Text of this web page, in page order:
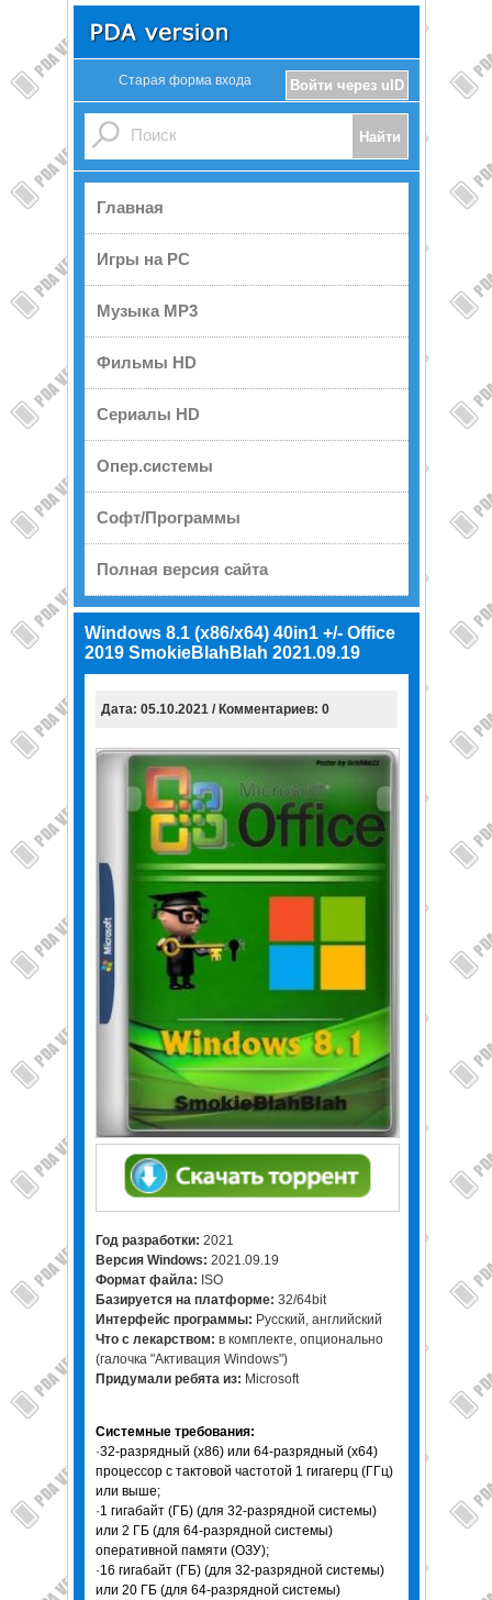
Войти через uID
Старая форма входа
Главная
Игры на PC
Музыка MP3
Фильмы HD
Сериалы HD
Опер.системы
Софт/Программы
Полная версия сайта
Windows 8.1 (x86/x64) 40in1 +/- Office
2019 SmokieBlahBlah 2021.09.19
Дата: 05.10.2021 / Комментариев: 0
Год разработки: 2021
Версия Windows: 2021.09.19
Формат файла: ISO
Базируется на платформе: 32/64bit
Интерфейс программы: Русский, английский
Что с лекарством: в комплекте, опционально
(галочка "Активация Windows")
Придумали ребята из: Microsoft
Системные требования:
·32-разрядный (x86) или 64-разрядный (x64)
процессор с тактовой частотой 1 гигагерц (ГГц)
или выше;
·1 гигабайт (ГБ) (для 32-разрядной системы)
или 2 ГБ (для 64-разрядной системы)
оперативной памяти (ОЗУ);
·16 гигабайт (ГБ) (для 32-разрядной системы)
или 20 ГБ (для 64-разрядной системы)